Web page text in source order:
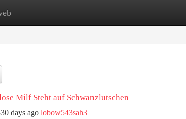
New Site Listings
Milf Steht auf Schwanzlutschen
days ago lobow543sah3